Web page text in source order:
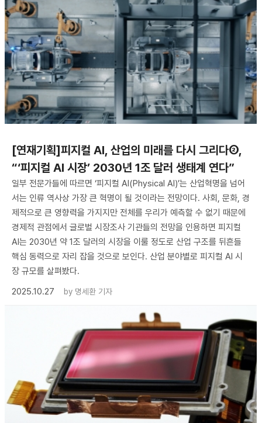
[연재기획]피지컬 AI, 산업의 미래를 다시 그리다②,
“‘피지컬 AI 시장’ 2030년 1조 달러 생태계 연다”
일부 전문가들에 따르면 ‘피지컬 AI(Physical AI)’는 산업혁명을 넘어
서는 인류 역사상 가장 큰 혁명이 될 것이라는 전망이다. 사회, 문화, 경
제적으로 큰 영향력을 가지지만 전체를 우리가 예측할 수 없기 때문에
경제적 관점에서 글로벌 시장조사 기관들의 전망을 인용하면 피지컬
AI는 2030년 약 1조 달러의 시장을 이룰 정도로 산업 구조를 뒤흔들
핵심 동력으로 자리 잡을 것으로 보인다. 산업 분야별로 피지컬 AI 시
장 규모를 살펴봤다.
2025.10.27
by 명세환 기자